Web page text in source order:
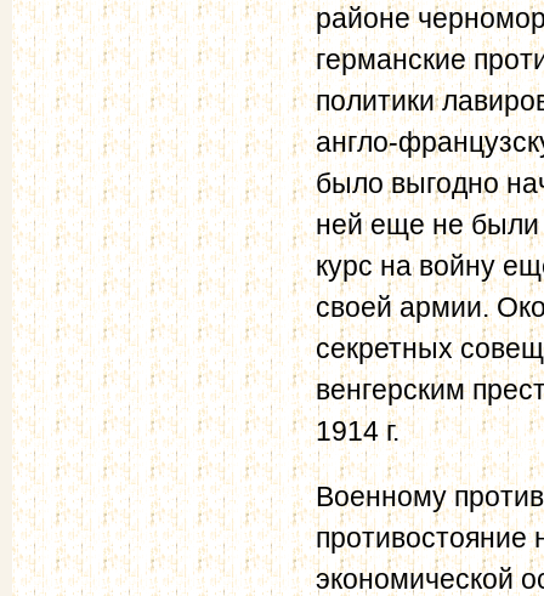
районе
германские
политики
англо-
было выгодно
ней еще не были
курс на войну
своей армии.
секретных
венгерским
1914 г.
Военному
противостояние
экономической